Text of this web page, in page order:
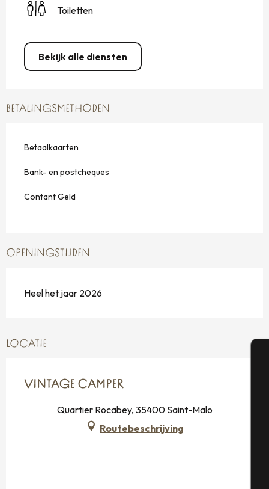
Toiletten
Bekijk alle diensten
BETALINGSMETHODEN
Betaalkaarten
Bank- en postcheques
Contant Geld
OPENINGSTIJDEN
Heel het jaar 2026
LOCATIE
VINTAGE CAMPER
Quartier Rocabey, 35400 Saint-Malo
Routebeschrijving